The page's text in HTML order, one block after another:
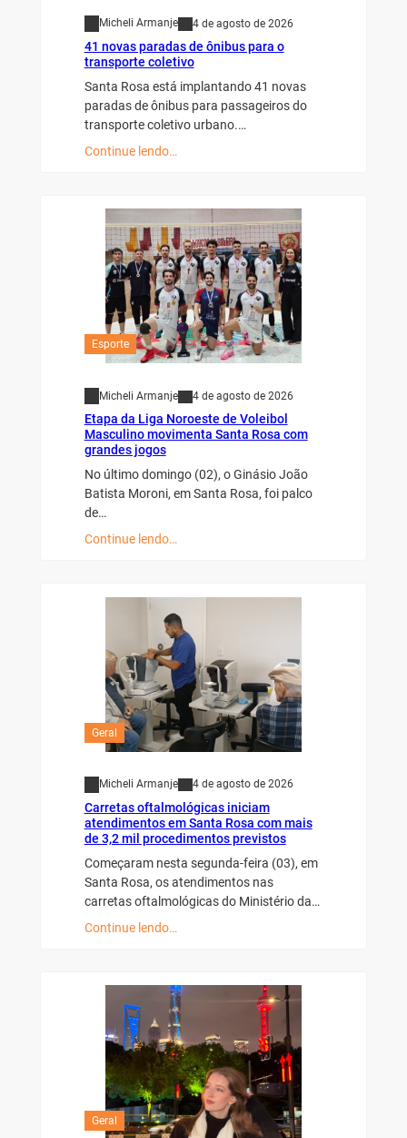
Micheli Armanje 4 de agosto de 2026
41 novas paradas de ônibus para o
transporte coletivo
Santa Rosa está implantando 41 novas
paradas de ônibus para passageiros do
transporte coletivo urbano.…
Continue lendo…
Esporte
Micheli Armanje 4 de agosto de 2026
Etapa da Liga Noroeste de Voleibol
Masculino movimenta Santa Rosa com
grandes jogos
No último domingo (02), o Ginásio João
Batista Moroni, em Santa Rosa, foi palco
de…
Continue lendo…
Geral
Micheli Armanje 4 de agosto de 2026
Carretas oftalmológicas iniciam
atendimentos em Santa Rosa com mais
de 3,2 mil procedimentos previstos
Começaram nesta segunda-feira (03), em
Santa Rosa, os atendimentos nas
carretas oftalmológicas do Ministério da…
Continue lendo…
Geral